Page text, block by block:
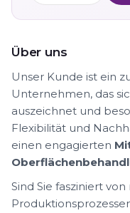
Über uns
Unser Kunde ist ein
Unternehmen, das
auszeichnet und
Flexibilität und
einen engagierten
Sind Sie fasziniert